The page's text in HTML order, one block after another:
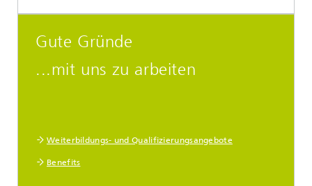
Gute Gründe
...mit uns zu arbeiten
Weiterbildungs- und Qualifizierungsangebote
Benefits